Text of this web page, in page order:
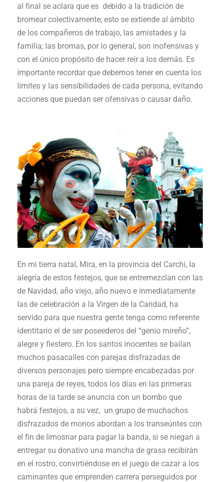
al final se aclara que es debido a la tradición de
bromear colectivamente, esto se extiende al ámbito
de los compañeros de trabajo, las amistades y la
familia; las bromas, por lo general, son inofensivas y
con el único propósito de hacer reír a los demás. Es
importante recordar que debemos tener en cuenta los
límites y las sensibilidades de cada persona, evitando
acciones que puedan ser ofensivas o causar daño.
En mi tierra natal, Mira, en la provincia del Carchi, la
alegría de estos festejos, que se entremezclan con las
de Navidad, año viejo, año nuevo e inmediatamente
las de celebración a la Virgen de la Caridad, ha
servido para que nuestra gente tenga como referente
identitario el de ser poseederos del “genio mireño”,
alegre y fiestero. En los santos inocentes se bailan
muchos pasacalles con parejas disfrazadas de
diversos personajes pero siempre encabezadas por
una pareja de reyes, todos los días en las primeras
horas de la tarde se anuncia con un bombo que
habrá festejos, a su vez, un grupo de muchachos
disfrazados de monos abordan a los transeúntes con
el fin de limosnar para pagar la banda, si se niegan a
entregar su donativo una mancha de grasa recibirán
en el rostro, convirtiéndose en el juego de cazar a los
caminantes que emprenden carrera perseguidos por